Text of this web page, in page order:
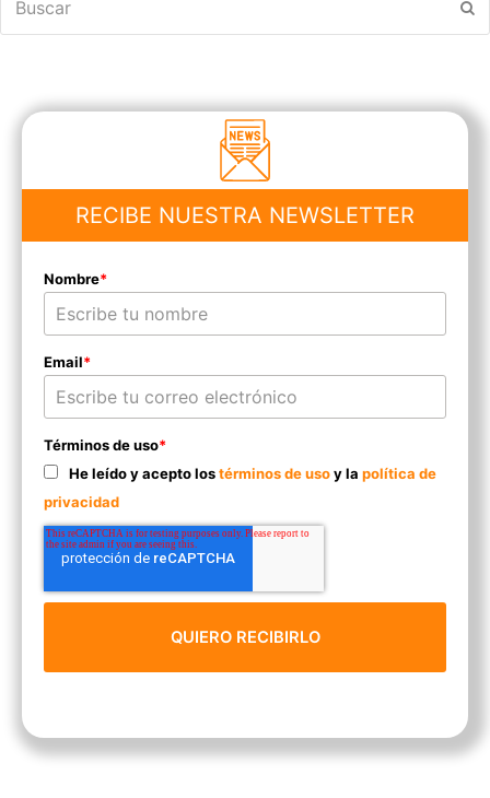
RECIBE NUESTRA NEWSLETTER
Nombre*
Email*
Términos de uso*
He leído y acepto lostérminos de usoy la política de
privacidad